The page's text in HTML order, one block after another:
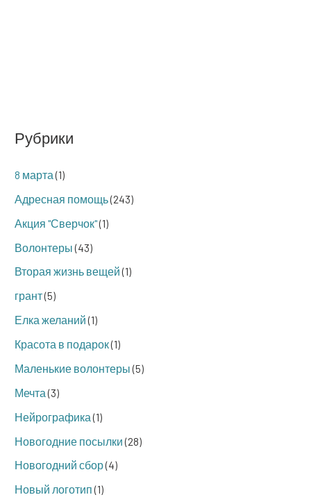
Рубрики
8 марта(1)
Адресная помощь(243)
Акция "Сверчок"(1)
Волонтеры(43)
Вторая жизнь вещей(1)
грант(5)
Елка желаний(1)
Красота в подарок(1)
Маленькие волонтеры(5)
Мечта(3)
Нейрографика(1)
Новогодние посылки(28)
Новогодний сбор(4)
Новый логотип(1)